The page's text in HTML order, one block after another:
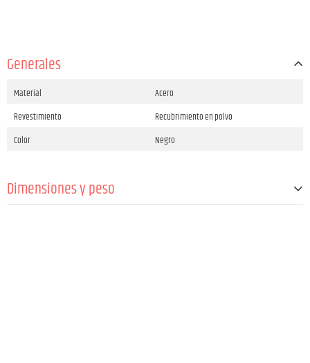
Generales
Material
Acero
Revestimiento
Recubrimiento en polvo
Color
Negro
Dimensiones y peso